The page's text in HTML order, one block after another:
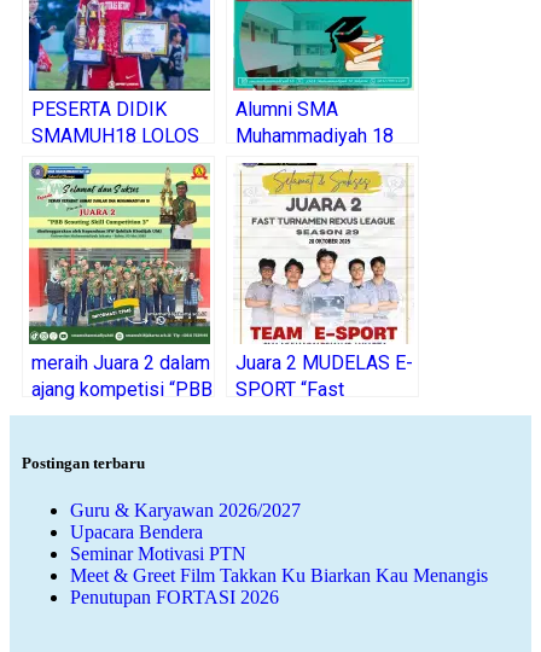
PESERTA DIDIK
SMAMUH18 LOLOS
MASUK TIM
PERSIJA BARAT
TINGKAT NASIONAL
Alumni SMA
Muhammadiyah 18
yang lolos masuk
Perguruan Tinggi
Negeri Dua tahun
terakhir.
meraih Juara 2 dalam
ajang kompetisi “PBB
Scouting Skill
Juara 2 MUDELAS E-
SPORT “Fast
Turnamen Rexus
Postingan terbaru
Guru & Karyawan 2026/2027
Upacara Bendera
Seminar Motivasi PTN
Meet & Greet Film Takkan Ku Biarkan Kau Menangis
Penutupan FORTASI 2026